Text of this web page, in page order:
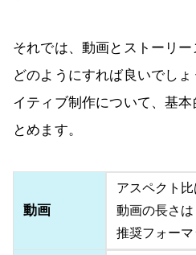
それでは、動画とストーリー
どのようにすれば良いでし
イティブ制作について、基
とめます。
動画
アスペクト比
動画の長さは
推奨フォーマ